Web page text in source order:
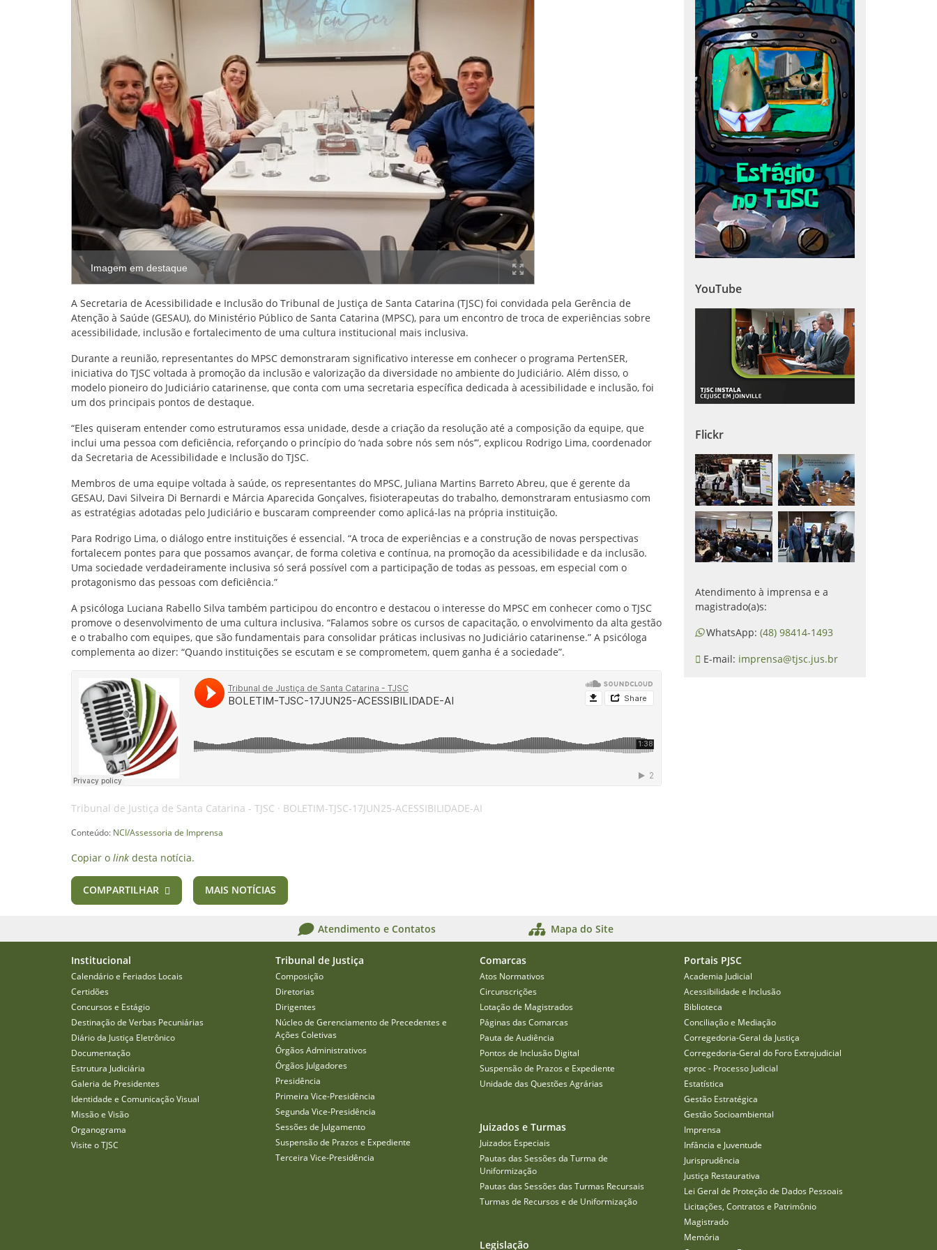
Imagem em destaque
A Secretaria de Acessibilidade e Inclusão do Tribunal de Justiça de Santa Catarina (TJSC) foi convidada pela Gerência de
Atenção à Saúde (GESAU), do Ministério Público de Santa Catarina (MPSC), para um encontro de troca de experiências sobre
acessibilidade, inclusão e fortalecimento de uma cultura institucional mais inclusiva.
Durante a reunião, representantes do MPSC demonstraram significativo interesse em conhecer o programa PertenSER,
iniciativa do TJSC voltada à promoção da inclusão e valorização da diversidade no ambiente do Judiciário. Além disso, o
modelo pioneiro do Judiciário catarinense, que conta com uma secretaria específica dedicada à acessibilidade e inclusão, foi
um dos principais pontos de destaque.
“Eles quiseram entender como estruturamos essa unidade, desde a criação da resolução até a composição da equipe, que
inclui uma pessoa com deficiência, reforçando o princípio do ‘nada sobre nós sem nós’”, explicou Rodrigo Lima, coordenador
da Secretaria de Acessibilidade e Inclusão do TJSC.
Membros de uma equipe voltada à saúde, os representantes do MPSC, Juliana Martins Barreto Abreu, que é gerente da
GESAU, Davi Silveira Di Bernardi e Márcia Aparecida Gonçalves, fisioterapeutas do trabalho, demonstraram entusiasmo com
as estratégias adotadas pelo Judiciário e buscaram compreender como aplicá-las na própria instituição.
Para Rodrigo Lima, o diálogo entre instituições é essencial. “A troca de experiências e a construção de novas perspectivas
fortalecem pontes para que possamos avançar, de forma coletiva e contínua, na promoção da acessibilidade e da inclusão.
Uma sociedade verdadeiramente inclusiva só será possível com a participação de todas as pessoas, em especial com o
protagonismo das pessoas com deficiência.”
A psicóloga Luciana Rabello Silva também participou do encontro e destacou o interesse do MPSC em conhecer como o TJSC
promove o desenvolvimento de uma cultura inclusiva. “Falamos sobre os cursos de capacitação, o envolvimento da alta gestão
e o trabalho com equipes, que são fundamentais para consolidar práticas inclusivas no Judiciário catarinense.” A psicóloga
complementa ao dizer: “Quando instituições se escutam e se comprometem, quem ganha é a sociedade”.
Tribunal de Justiça de Santa Catarina - TJSC · BOLETIM-TJSC-17JUN25-ACESSIBILIDADE-AI
Conteúdo: NCI/Assessoria de Imprensa
Copiar o link desta notícia.
COMPARTILHAR MAIS NOTÍCIAS
YouTube
Flickr
Atendimento à imprensa e a
magistrado(a)s:
WhatsApp: (48) 98414-1493
E-mail: imprensa@tjsc.jus.br
Atendimento e Contatos Mapa do Site
Institucional
Calendário e Feriados Locais
Certidões
Concursos e Estágio
Destinação de Verbas Pecuniárias
Diário da Justiça Eletrônico
Documentação
Estrutura Judiciária
Galeria de Presidentes
Identidade e Comunicação Visual
Missão e Visão
Organograma
Visite o TJSC
Tribunal de Justiça
Composição
Diretorias
Dirigentes
Núcleo de Gerenciamento de Precedentes e
Ações Coletivas
Órgãos Administrativos
Órgãos Julgadores
Presidência
Primeira Vice-Presidência
Segunda Vice-Presidência
Sessões de Julgamento
Suspensão de Prazos e Expediente
Terceira Vice-Presidência
Comarcas
Atos Normativos
Circunscrições
Lotação de Magistrados
Páginas das Comarcas
Pauta de Audiência
Pontos de Inclusão Digital
Suspensão de Prazos e Expediente
Unidade das Questões Agrárias
Juizados e Turmas
Juizados Especiais
Pautas das Sessões da Turma de
Uniformização
Pautas das Sessões das Turmas Recursais
Turmas de Recursos e de Uniformização
Legislação
Portais PJSC
Academia Judicial
Acessibilidade e Inclusão
Biblioteca
Conciliação e Mediação
Corregedoria-Geral da Justiça
Corregedoria-Geral do Foro Extrajudicial
eproc - Processo Judicial
Estatística
Gestão Estratégica
Gestão Socioambiental
Imprensa
Infância e Juventude
Jurisprudência
Justiça Restaurativa
Lei Geral de Proteção de Dados Pessoais
Licitações, Contratos e Patrimônio
Magistrado
Memória